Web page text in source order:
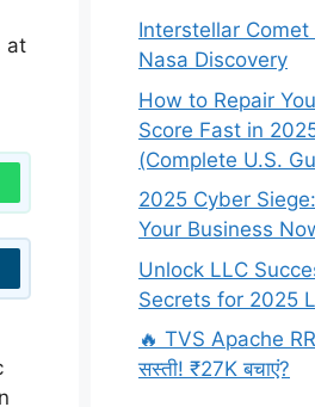
at
Interstellar Comet
Nasa Discovery
How to Repair
Score Fast in
(Complete U.S.
2025 Cyber
Your Business
Unlock LLC
Secrets for 2025
🔥 TVS Apache
सस्ती! ₹27K बचाएं?